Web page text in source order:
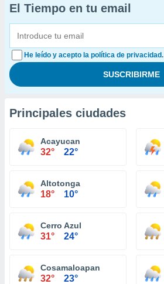
El Tiempo en tu email
He leído y acepto la política de privacidad.
Principales ciudades
Acayucan
32° 22°
Altotonga
18° 10°
Cerro Azul
31° 24°
Cosamaloapan
32° 23°